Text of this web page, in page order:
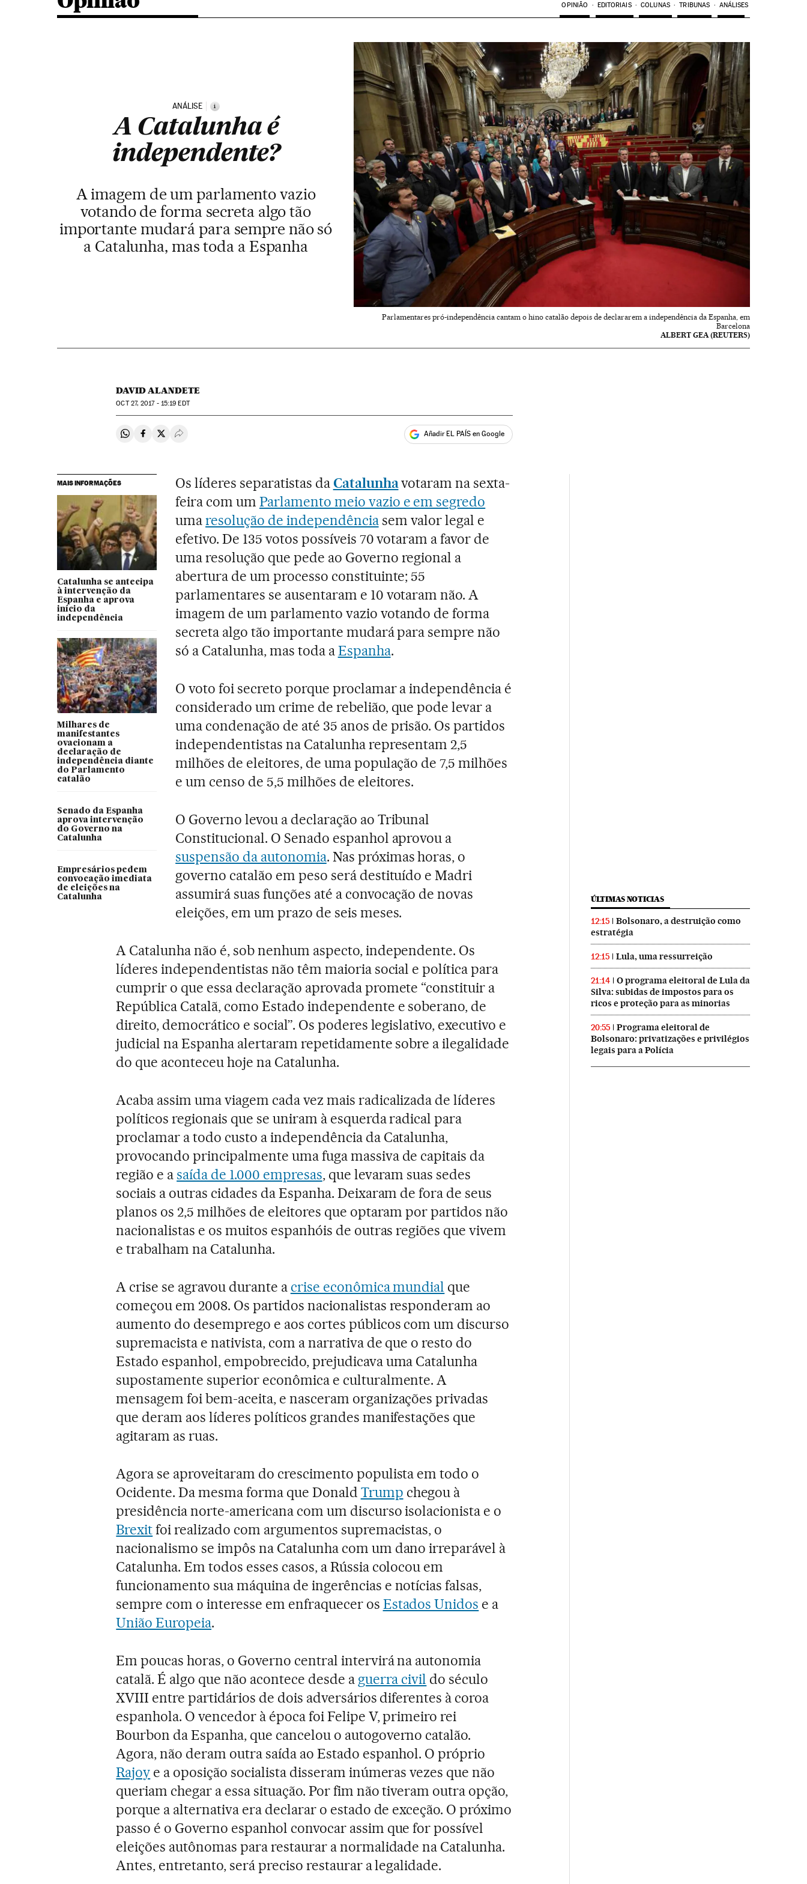
OPINIÃO EDITORIAIS COLUNAS TRIBUNAS ANÁLISES
ANÁLISE i
A Catalunha é
independente?
A imagem de um parlamento vazio
votando de forma secreta algo tão
importante mudará para sempre não só
a Catalunha, mas toda a Espanha
Parlamentares pró-independência cantam o hino catalão depois de declararem a independência da Espanha, em
Barcelona
ALBERT GEA (REUTERS)
DAVID ALANDETE
OCT27, 2017 - 15:19 EDT
Compartir en Whatsapp
Compartir en Facebook
Compartir en Twitter
Desplegar Redes Sociales Añadir EL PAÍS en Google
MAIS INFORMAÇÕES
Catalunha se antecipa
à intervenção da
Espanha e aprova
início da
independência
Milhares de
manifestantes
ovacionam a
declaração de
independência diante
do Parlamento
catalão
Senado da Espanha
aprova intervenção
do Governo na
Catalunha
Empresários pedem
convocação imediata
de eleições na
Catalunha
Os líderes separatistas da Catalunhavotaram na sexta-
feira com um Parlamento meio vazio e em segredo
umaresolução de independênciasem valor legal e
efetivo. De 135 votos possíveis 70 votaram a favor de
uma resolução que pede ao Governo regional a
abertura de um processo constituinte; 55
parlamentares se ausentaram e 10 votaram não. A
imagem de um parlamento vazio votando de forma
secreta algo tão importante mudará para sempre não
só a Catalunha, mas toda aEspanha.
O voto foi secreto porque proclamar a independência é
considerado um crime de rebelião, que pode levar a
uma condenação de até 35 anos de prisão. Os partidos
independentistas na Catalunha representam 2,5
milhões de eleitores, de uma população de 7,5 milhões
e um censo de 5,5 milhões de eleitores.
O Governo levou a declaração ao Tribunal
Constitucional. O Senado espanhol aprovou a
suspensão da autonomia. Nas próximas horas, o
governo catalão em peso será destituído e Madri
assumirá suas funções até a convocação de novas
eleições, em um prazo de seis meses.
A Catalunha não é, sob nenhum aspecto, independente. Os
líderes independentistas não têm maioria social e política para
cumprir o que essa declaração aprovada promete “constituir a
República Catalã, como Estado independente e soberano, de
direito, democrático e social”. Os poderes legislativo, executivo e
judicial na Espanha alertaram repetidamente sobre a ilegalidade
do que aconteceu hoje na Catalunha.
Acaba assim uma viagem cada vez mais radicalizada de líderes
políticos regionais que se uniram à esquerda radical para
proclamar a todo custo a independência da Catalunha,
provocando principalmente uma fuga massiva de capitais da
região e asaída de 1.000 empresas, que levaram suas sedes
sociais a outras cidades da Espanha. Deixaram de fora de seus
planos os 2,5 milhões de eleitores que optaram por partidos não
nacionalistas e os muitos espanhóis de outras regiões que vivem
e trabalham na Catalunha.
A crise se agravou durante a crise econômica mundial que
começou em 2008. Os partidos nacionalistas responderam ao
aumento do desemprego e aos cortes públicos com um discurso
supremacista e nativista, com a narrativa de que o resto do
Estado espanhol, empobrecido, prejudicava uma Catalunha
supostamente superior econômica e culturalmente. A
mensagem foi bem-aceita, e nasceram organizações privadas
que deram aos líderes políticos grandes manifestações que
agitaram as ruas.
Agora se aproveitaram do crescimento populista em todo o
Ocidente. Da mesma forma que Donald Trump chegou à
presidência norte-americana com um discurso isolacionista e o
Brexitfoi realizado com argumentos supremacistas, o
nacionalismo se impôs na Catalunha com um dano irreparável à
Catalunha. Em todos esses casos, a Rússia colocou em
funcionamento sua máquina de ingerências e notícias falsas,
sempre com o interesse em enfraquecer os Estados Unidos e a
União Europeia.
Em poucas horas, o Governo central intervirá na autonomia
catalã. É algo que não acontece desde a guerra civil do século
XVIII entre partidários de dois adversários diferentes à coroa
espanhola. O vencedor à época foi Felipe V, primeiro rei
Bourbon da Espanha, que cancelou o autogoverno catalão.
Agora, não deram outra saída ao Estado espanhol. O próprio
Rajoy e a oposição socialista disseram inúmeras vezes que não
queriam chegar a essa situação. Por fim não tiveram outra opção,
porque a alternativa era declarar o estado de exceção. O próximo
passo é o Governo espanhol convocar assim que for possível
eleições autônomas para restaurar a normalidade na Catalunha.
Antes, entretanto, será preciso restaurar a legalidade.
ÚLTIMAS NOTICIAS
12:15
Bolsonaro, a destruição como
estratégia
12:15 Lula, uma ressurreição
21:14
O programa eleitoral de Lula da
Silva: subidas de impostos para os
ricos e proteção para as minorias
20:55
Programa eleitoral de
Bolsonaro: privatizações e privilégios
legais para a Polícia